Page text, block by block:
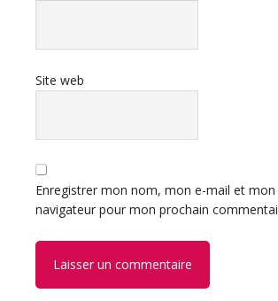
Site web
Enregistrer mon nom, mon e-mail et mon
navigateur pour mon prochain